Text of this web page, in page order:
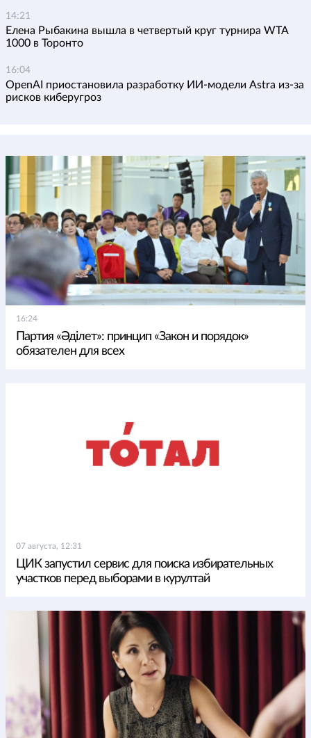
14:21
Елена Рыбакина вышла в четвертый круг турнира WTA
1000 в Торонто
16:04
OpenAI приостановила разработку ИИ-модели Astra из-за
рисков киберугроз
16:24
Партия «Әділет»: принцип «Закон и порядок»
обязателен для всех
07 августа, 12:31
ЦИК запустил сервис для поиска избирательных
участков перед выборами в курултай